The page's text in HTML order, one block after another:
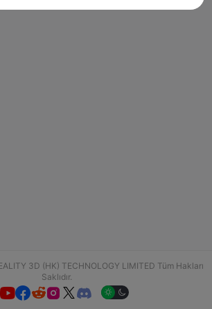
3D (HK) TECHNOLOGY LIMITED Tüm Hakları
Saklıdır.
  